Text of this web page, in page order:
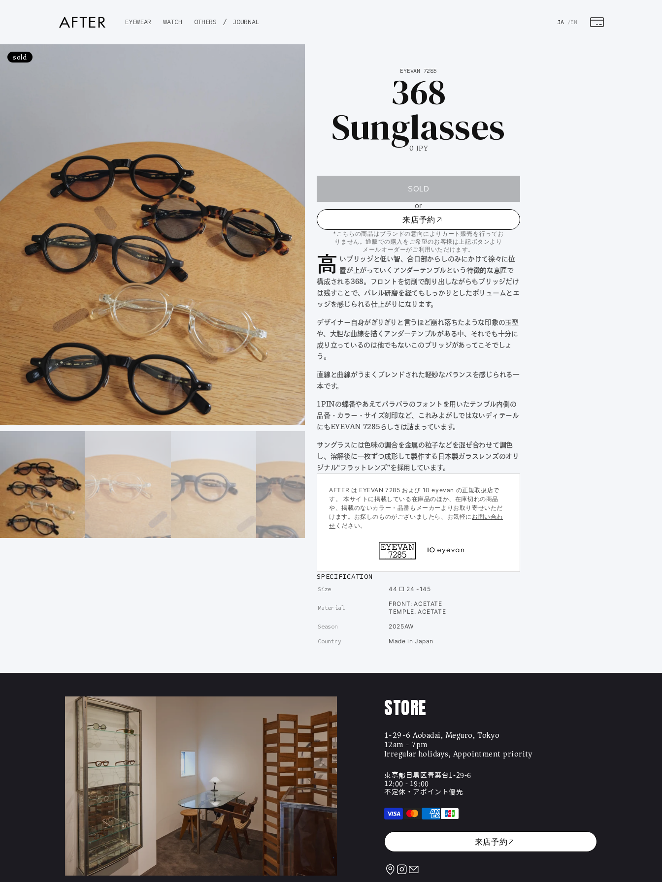
EYEWEAR WATCH OTHERS / JOURNAL JA EN
ー
EYEVAN 7285
368
Sunglasses
0 JPY
sold
SOLD
or
来店予約
*こちらの商品はブランドの意向によりカート販売を行ってお
りません。通販での購入をご希望のお客様は上記ボタンより
メールオーダーがご利用いただけます。
高 いブリッジと低い智、合口部からしのみにかけて徐々に位
置が上がっていくアンダーテンプルという特徴的な意匠で
構成される368。フロントを切削で削り出しながらもブリッジだけ
は残すことで、バレル研磨を経てもしっかりとしたボリュームとエ
ッジを感じられる仕上がりになります。
デザイナー自身がぎりぎりと言うほど崩れ落ちたような印象の玉型
や、大胆な曲線を描くアンダーテンプルがある中、それでも十分に
成り立っているのは他でもないこのブリッジがあってこそでしょ
う。
直線と曲線がうまくブレンドされた軽妙なバランスを感じられる一
本です。
1PINの蝶番やあえてバラバラのフォントを用いたテンプル内側の
品番・カラー・サイズ刻印など、これみよがしではないディテール
にもEYEVAN 7285らしさは詰まっています。
サングラスには色味の調合を金属の粒子などを混ぜ合わせて調色
し、溶解後に一枚ずつ成形して製作する日本製ガラスレンズのオリ
ジナル“フラットレンズ”を採用しています。
AFTER は EYEVAN 7285 および 10 eyevan の正規取扱店で
す。 本サイトに掲載している在庫品のほか、在庫切れの商品
や、掲載のないカラー・品番もメーカーよりお取り寄せいただ
けます。お探しのものがございましたら、お気軽に お問い合わ
せ ください。
SPECIFICATION
Size 44 □ 24 -145
Material
FRONT: ACETATE
TEMPLE: ACETATE
Season 2025AW
Country Made in Japan
STORE
1-29-6 Aobadai, Meguro, Tokyo
12am - 7pm
Irregular holidays, Appointment priority
東京都目黒区青葉台1-29-6
12:00 - 19:00
不定休・アポイント優先
来店予約